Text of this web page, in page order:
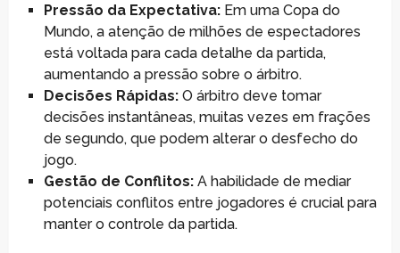
Pressão da Expectativa:Em uma Copa do
Mundo, a atenção de milhões de espectadores
está voltada para cada detalhe da partida,
aumentando a pressão sobre o árbitro.
Decisões Rápidas:O árbitro deve tomar
decisões instantâneas, muitas vezes em frações
de segundo, que podem alterar o desfecho do
jogo.
Gestão de Conflitos:A habilidade de mediar
potenciais conflitos entre jogadores é crucial para
manter o controle da partida.